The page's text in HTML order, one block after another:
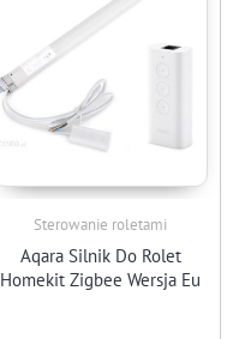
Sterowanie roletami
Aqara Silnik Do Rolet
Homekit Zigbee Wersja Eu